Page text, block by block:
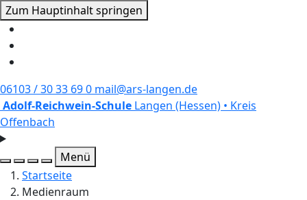
Zum Hauptinhalt springen
06103 / 30 33 69 0 mail@ars-langen.de
Adolf-Reichwein-Schule Langen (Hessen) • Kreis
Offenbach
Menü
Startseite
Medienraum